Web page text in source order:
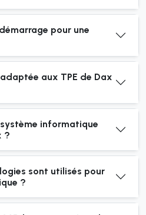
pour une
aux TPE de Dax
informatique
?
sont utilisés pour
?